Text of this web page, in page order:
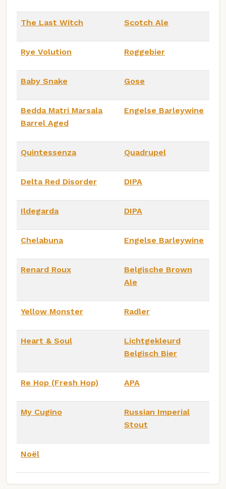
The Last Witch Scotch Ale
Rye Volution Roggebier
Baby Snake Gose
Bedda Matri Marsala
Barrel Aged
Engelse Barleywine
Quintessenza Quadrupel
Delta Red Disorder DIPA
Ildegarda DIPA
Chelabuna Engelse Barleywine
Renard Roux
Belgische Brown
Ale
Yellow Monster Radler
Heart & Soul
Lichtgekleurd
Belgisch Bier
Re Hop (Fresh Hop) APA
My Cugino
Russian Imperial
Stout
Noël